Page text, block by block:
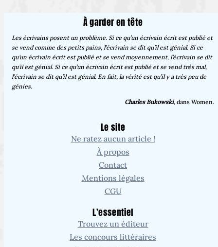
À garder en tête
Les écrivains posent un problème. Si ce qu’un écrivain écrit est publié et
se vend comme des petits pains, l’écrivain se dit qu’il est génial. Si ce
qu’un écrivain écrit est publié et se vend moyennement, l’écrivain se dit
qu’il est génial. Si ce qu’un écrivain écrit est publié et se vend très mal,
l’écrivain se dit qu’il est génial. En fait, la vérité est qu’il y a très peu de
génies.
Charles Bukowski, dans Women.
Le site
Ne ratez aucun article !
À propos
Contact
Mentions légales
CGU
L’essentiel
Trouvez un éditeur
Les concours littéraires